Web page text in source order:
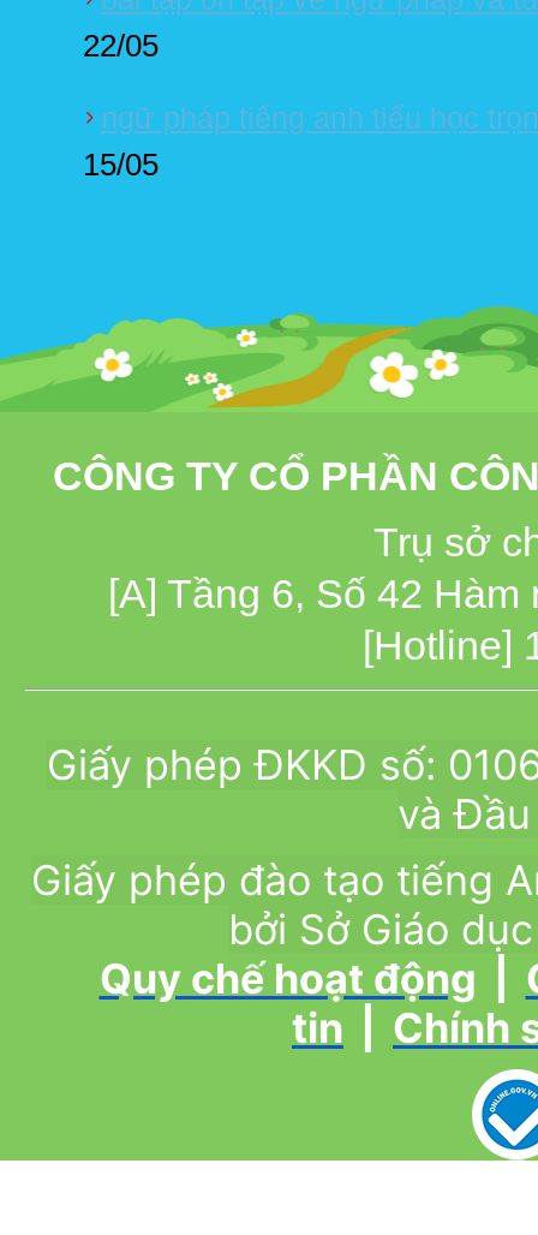
22/05
ngữ pháp tiếng anh tiểu học
15/05
CÔNG TY CỔ PHẦN
Trụ sở
[A] Tầng 6, Số 42
[Hotline]
Giấy phép ĐKKD số:
và
Giấy phép đào tạo tiếng
bởi Sở Giáo
Quy chế hoạt động
tin
Chính